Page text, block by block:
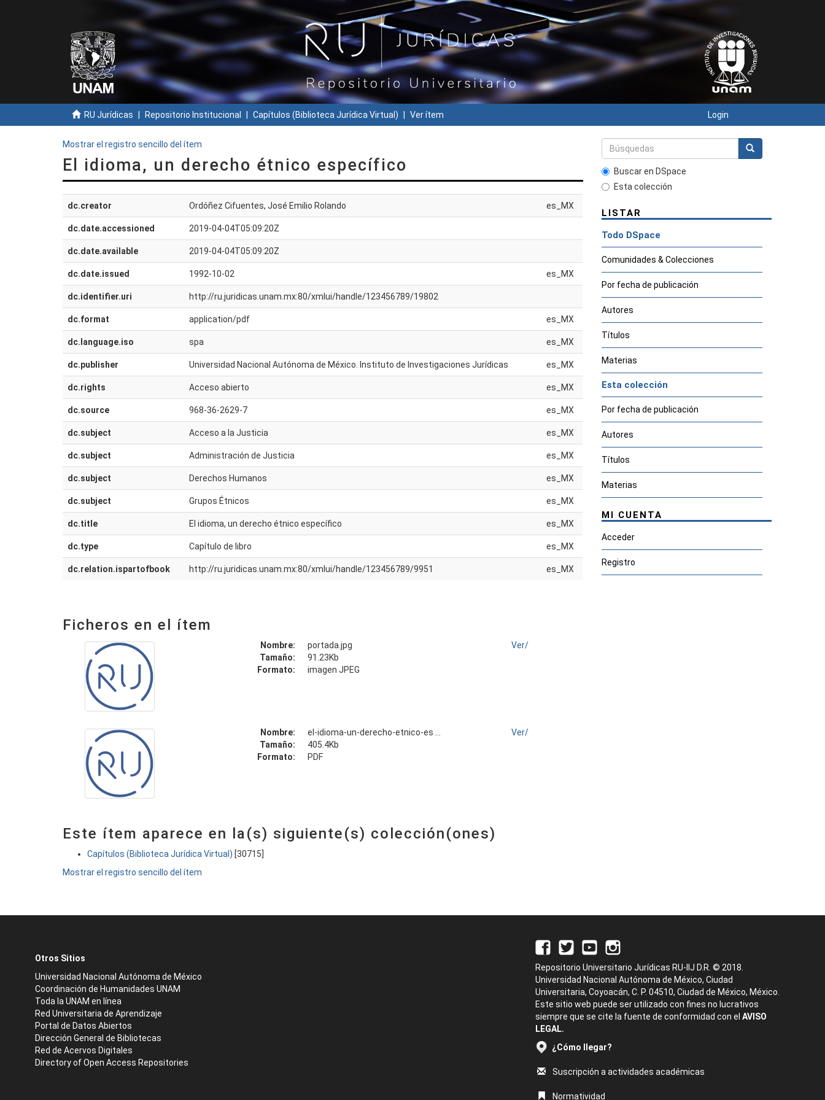
RU Jurídicas Repositorio Institucional Capítulos (Biblioteca Jurídica Virtual) Ver ítem Login
Mostrar el registro sencillo del ítem
El idioma, un derecho étnico específico
dc.creator Ordóñez Cifuentes, José Emilio Rolando es_MX
dc.date.accessioned 2019-04-04T05:09:20Z
dc.date.available 2019-04-04T05:09:20Z
dc.date.issued 1992-10-02 es_MX
dc.identifier.uri http://ru.juridicas.unam.mx:80/xmlui/handle/123456789/19802
dc.format application/pdf es_MX
dc.language.iso spa es_MX
dc.publisher Universidad Nacional Autónoma de México. Instituto de Investigaciones Jurídicas es_MX
dc.rights Acceso abierto es_MX
dc.source 968-36-2629-7 es_MX
dc.subject Acceso a la Justicia es_MX
dc.subject Administración de Justicia es_MX
dc.subject Derechos Humanos es_MX
dc.subject Grupos Étnicos es_MX
dc.title El idioma, un derecho étnico específico es_MX
dc.type Capítulo de libro es_MX
dc.relation.ispartofbook http://ru.juridicas.unam.mx:80/xmlui/handle/123456789/9951 es_MX
Ficheros en el ítem
Nombre:
portada.jpg
Tamaño:
91.23Kb
Formato:
imagen JPEG
Ver/
Nombre:
el-idioma-un-derecho-etnico-es ...
Tamaño:
405.4Kb
Formato:
PDF
Ver/
Este ítem aparece en la(s) siguiente(s) colección(ones)
Capítulos (Biblioteca Jurídica Virtual) [30715]
Mostrar el registro sencillo del ítem
Buscar en DSpace
Esta colección
LISTAR
Todo DSpace
Comunidades & Colecciones
Por fecha de publicación
Autores
Títulos
Materias
Esta colección
Por fecha de publicación
Autores
Títulos
Materias
MI CUENTA
Acceder
Registro
Otros Sitios
Universidad Nacional Autónoma de México
Coordinación de Humanidades UNAM
Toda la UNAM en línea
Red Universitaria de Aprendizaje
Portal de Datos Abiertos
Dirección General de Bibliotecas
Red de Acervos Digitales
Directory of Open Access Repositories
Repositorio Universitario Jurídicas RU-IIJ D.R. © 2018.
Universidad Nacional Autónoma de México, Ciudad
Universitaria, Coyoacán, C. P. 04510, Ciudad de México, México.
Este sitio web puede ser utilizado con fines no lucrativos
siempre que se cite la fuente de conformidad con el AVISO
LEGAL.
¿Cómo llegar?
Suscripción a actividades académicas
Normatividad